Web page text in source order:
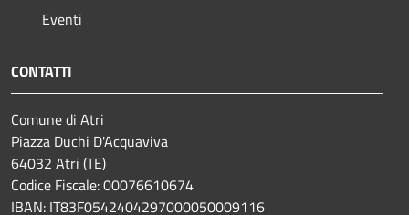
Eventi
CONTATTI
Comune di Atri
Piazza Duchi D'Acquaviva
64032 Atri (TE)
Codice Fiscale: 00076610674
IBAN: IT83F0542404297000050009116